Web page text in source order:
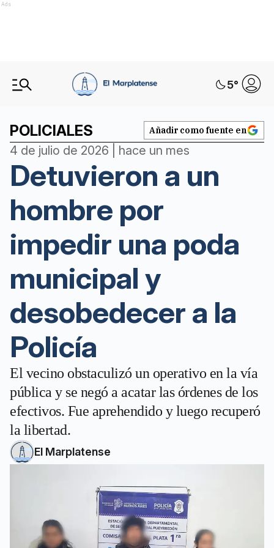
Ads
5°
POLICIALES Añadir como fuente en
4 de julio de 2026 | hace un mes
Detuvieron a un
hombre por
impedir una poda
municipal y
desobedecer a la
Policía
El vecino obstaculizó un operativo en la vía
pública y se negó a acatar las órdenes de los
efectivos. Fue aprehendido y luego recuperó
la libertad.
El Marplatense